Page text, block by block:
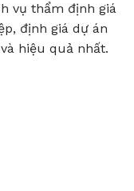
vụ thẩm định giá
định giá dự án
hiệu quả nhất.